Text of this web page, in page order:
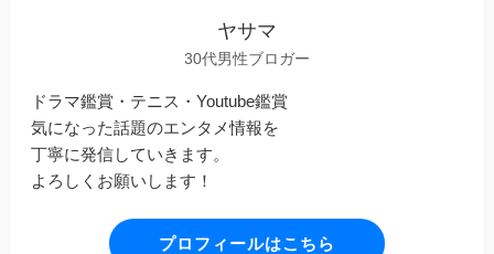
ヤサマ
30代男性ブロガー
ドラマ鑑賞・テニス・Youtube鑑賞
気になった話題のエンタメ情報を
丁寧に発信していきます。
よろしくお願いします！
プロフィールはこちら